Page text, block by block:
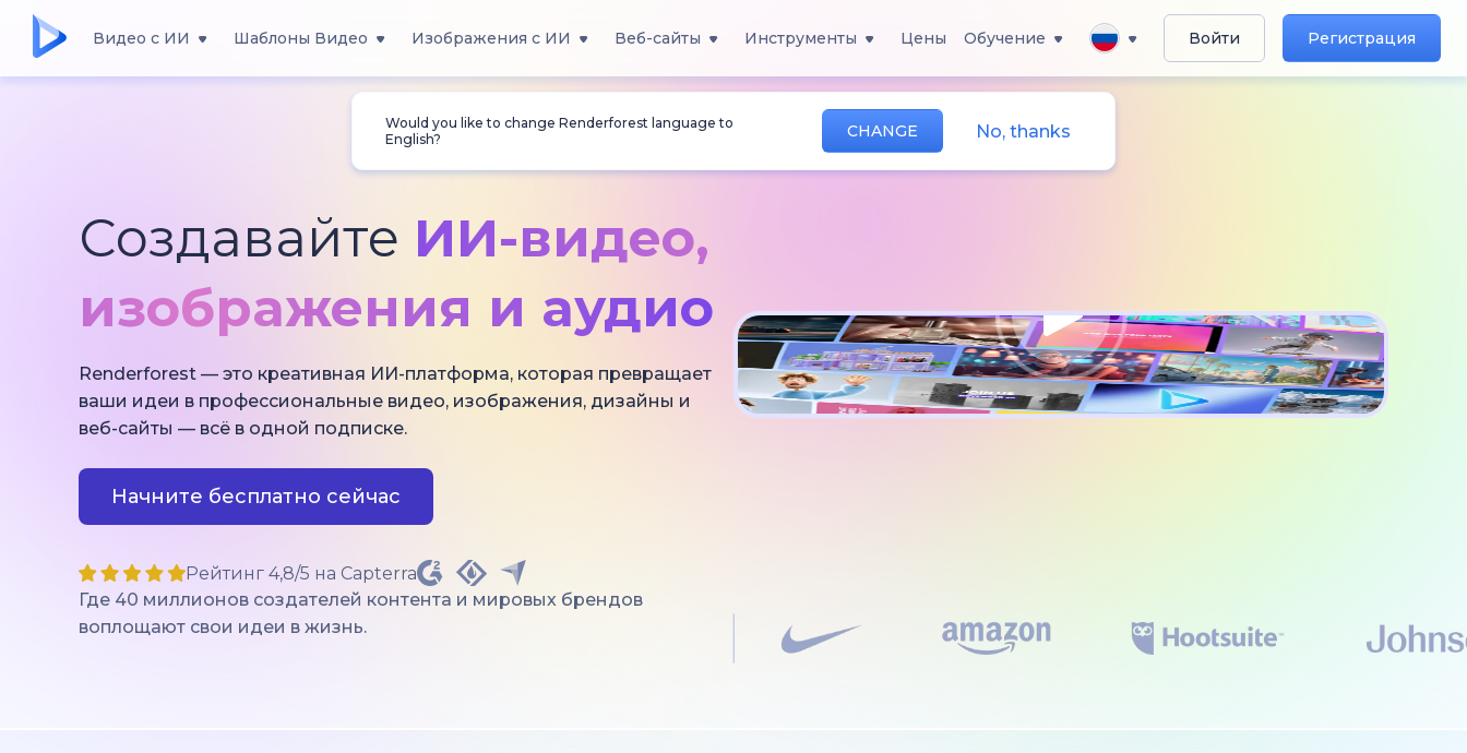
Видео с ИИ Шаблоны Видео Изображения с ИИ Веб-сайты Инструменты Цены Обучение Войти Регистрация
Would you like to change Renderforest language to
English?
CHANGE No, thanks
Создавайте ИИ-видео,
изображения и аудио
Renderforest — это креативная ИИ-платформа, которая превращает
ваши идеи в профессиональные видео, изображения, дизайны и
веб-сайты — всё в одной подписке.
Начните бесплатно сейчас
Рейтинг 4,8/5 на Capterra
Где 40 миллионов создателей контента и мировых брендов
воплощают свои идеи в жизнь.